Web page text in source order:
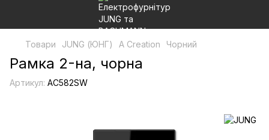
Товари JUNG (ЮНГ) A Creation Чорний
Рамка 2-на, чорна
Артикул: AC582SW